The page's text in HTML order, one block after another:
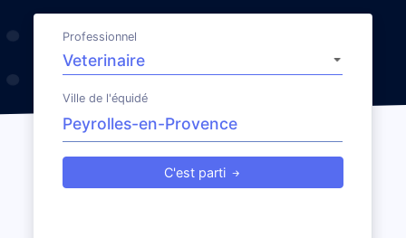
Professionnel
Ville de l'équidé
C'est parti